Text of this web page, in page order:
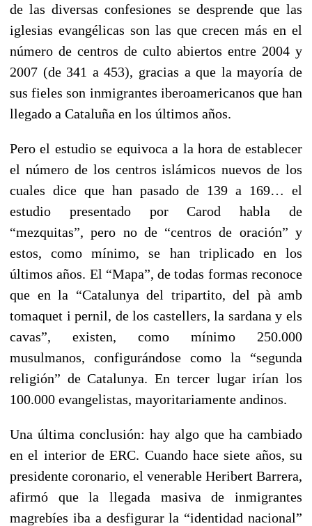
de las diversas confesiones se desprende que las
iglesias evangélicas son las que crecen más en el
número de centros de culto abiertos entre 2004 y
2007 (de 341 a 453), gracias a que la mayoría de
sus fieles son inmigrantes iberoamericanos que han
llegado a Cataluña en los últimos años.
Pero el estudio se equivoca a la hora de establecer
el número de los centros islámicos nuevos de los
cuales dice que han pasado de 139 a 169… el
estudio presentado por Carod habla de
“mezquitas”, pero no de “centros de oración” y
estos, como mínimo, se han triplicado en los
últimos años. El “Mapa”, de todas formas reconoce
que en la “Catalunya del tripartito, del pà amb
tomaquet i pernil, de los castellers, la sardana y els
cavas”, existen, como mínimo 250.000
musulmanos, configurándose como la “segunda
religión” de Catalunya. En tercer lugar irían los
100.000 evangelistas, mayoritariamente andinos.
Una última conclusión: hay algo que ha cambiado
en el interior de ERC. Cuando hace siete años, su
presidente coronario, el venerable Heribert Barrera,
afirmó que la llegada masiva de inmigrantes
magrebíes iba a desfigurar la “identidad nacional”